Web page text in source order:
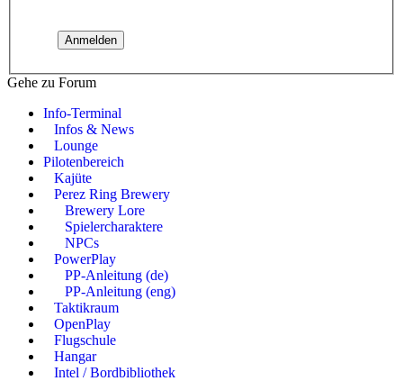
Gehe zu Forum
Info-Terminal
Infos & News
Lounge
Pilotenbereich
Kajüte
Perez Ring Brewery
Brewery Lore
Spielercharaktere
NPCs
PowerPlay
PP-Anleitung (de)
PP-Anleitung (eng)
Taktikraum
OpenPlay
Flugschule
Hangar
Intel / Bordbibliothek